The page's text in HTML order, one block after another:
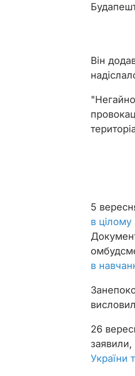
Він
5
в цілому
в
26
України